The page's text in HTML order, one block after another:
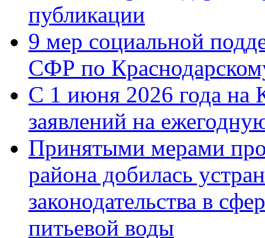
публикации
9 мер социальной
СФР по
С 1 июня 2026 года на
заявлений на
Принятыми мерами
района добилась
законодательства в
питьевой воды